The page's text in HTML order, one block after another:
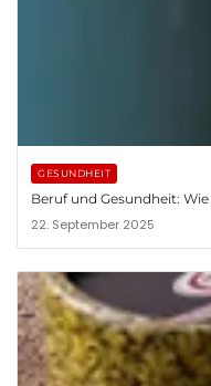
GESUNDHEIT
Beruf und Gesundheit:
22. September 2025